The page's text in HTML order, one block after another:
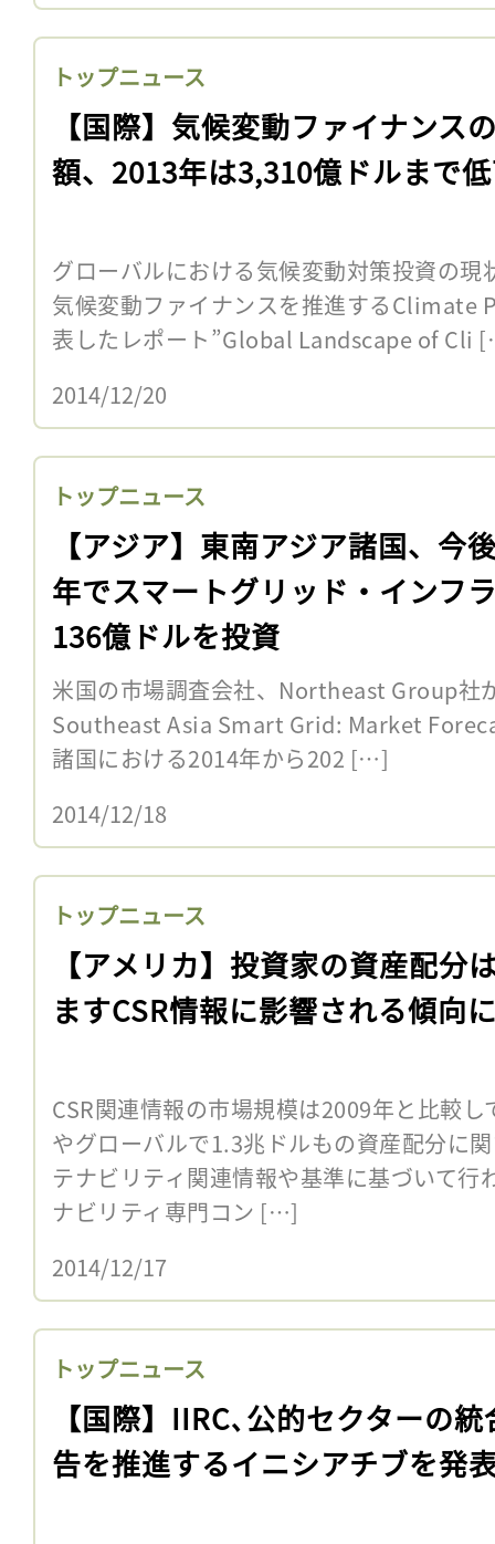
トップニュース
【国際】気候変動ファイナンス
額、2013年は3,310億ドルまで
グローバルにおける気候変動対策投資の
気候変動ファイナンスを推進する
表したレポート”Global Landscape of Cli
2014/12/20
トップニュース
【アジア】東南アジア諸国、今
年でスマートグリッド・インフ
136億ドルを投資
米国の市場調査会社、Northeast Group社
Southeast Asia Smart Grid: Market
諸国における2014年から202 […]
2014/12/18
トップニュース
【アメリカ】投資家の資産配分
ますCSR情報に影響される傾向
CSR関連情報の市場規模は2009年と比較
やグローバルで1.3兆ドルもの資産配分に
テナビリティ関連情報や基準に基づいて行
ナビリティ専門コン […]
2014/12/17
トップニュース
【国際】IIRC､公的セクターの統
告を推進するイニシアチブを発